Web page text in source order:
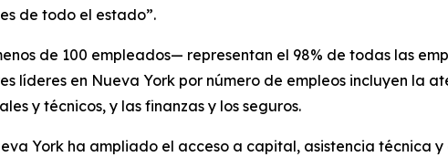
de todo el estado”.
de 100 empleados— representan el 98% de todas las
líderes en Nueva York por número de empleos incluyen la
y técnicos, y las finanzas y los seguros.
York ha ampliado el acceso a capital, asistencia técnica